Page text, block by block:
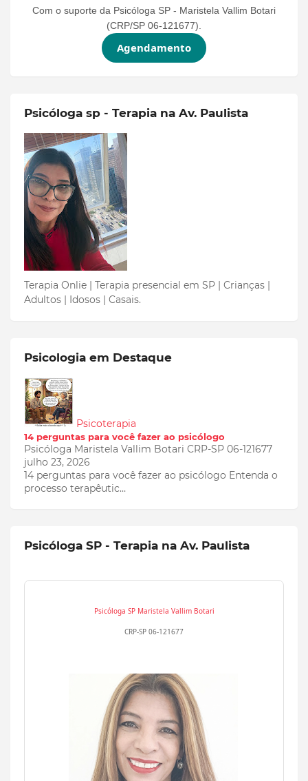
Com o suporte da Psicóloga SP - Maristela Vallim Botari
(CRP/SP 06-121677).
Agendamento
Psicóloga sp - Terapia na Av. Paulista
Terapia Onlie | Terapia presencial em SP | Crianças |
Adultos | Idosos | Casais.
Psicologia em Destaque
Psicoterapia
14 perguntas para você fazer ao psicólogo
Psicóloga Maristela Vallim Botari CRP-SP 06-121677
julho 23, 2026
14 perguntas para você fazer ao psicólogo Entenda o
processo terapêutic…
Psicóloga SP - Terapia na Av. Paulista
Psicóloga SP Maristela Vallim Botari
CRP-SP 06-121677